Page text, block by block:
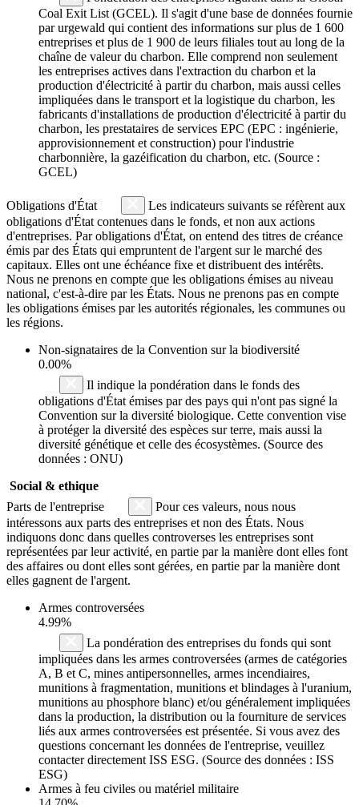
Coal Exit List (GCEL). Il s'agit d'une base de données fournie
par urgewald qui contient des informations sur plus de 1 600
entreprises et plus de 1 900 de leurs filiales tout au long de la
chaîne de valeur du charbon. Elle comprend non seulement
les entreprises actives dans l'extraction du charbon et la
production d'électricité à partir du charbon, mais aussi celles
impliquées dans le transport et la logistique du charbon, les
fabricants d'installations de production d'électricité à partir du
charbon, les prestataires de services EPC (EPC : ingénierie,
approvisionnement et construction) pour l'industrie
charbonnière, la gazéification du charbon, etc. (Source :
GCEL)
Obligations d'État
Les indicateurs suivants se réfèrent aux
obligations d'État contenues dans le fonds, et non aux actions
d'entreprises. Par obligations d'État, on entend des titres de créance
émis par des États qui empruntent de l'argent sur le marché des
capitaux. Elles ont une échéance fixe et distribuent des intérêts.
Nous ne prenons en compte que les obligations émises au niveau
national, c'est-à-dire par les États. Nous ne prenons pas en compte
les obligations émises par les autorités régionales, les communes ou
les régions.
Non-signataires de la Convention sur la biodiversité
0.00%
Il indique la pondération dans le fonds des
obligations d'État émises par des pays qui n'ont pas signé la
Convention sur la diversité biologique. Cette convention vise
à protéger la diversité des espèces sur terre, mais aussi la
diversité génétique et celle des écosystèmes. (Source des
données : ONU)
Social & ethique
Parts de l'entreprise
Pour ces valeurs, nous nous
intéressons aux parts des entreprises et non des États. Nous
indiquons donc dans quelles controverses les entreprises sont
représentées par leur activité, en partie par la manière dont elles font
des affaires ou dont elles sont gérées, en partie par la manière dont
elles gagnent de l'argent.
Armes controversées
4.99%
La pondération des entreprises du fonds qui sont
impliquées dans les armes controversées (armes de catégories
A, B et C, mines antipersonnelles, armes incendiaires,
munitions à fragmentation, munitions et blindages à l'uranium,
munitions au phosphore blanc) et/ou généralement impliquées
dans la production, la distribution ou la fourniture de services
liés aux armes controversées est présentée. Si vous avez des
questions concernant les données de l'entreprise, veuillez
contacter directement ISS ESG. (Source des données : ISS
ESG)
Armes à feu civiles ou matériel militaire